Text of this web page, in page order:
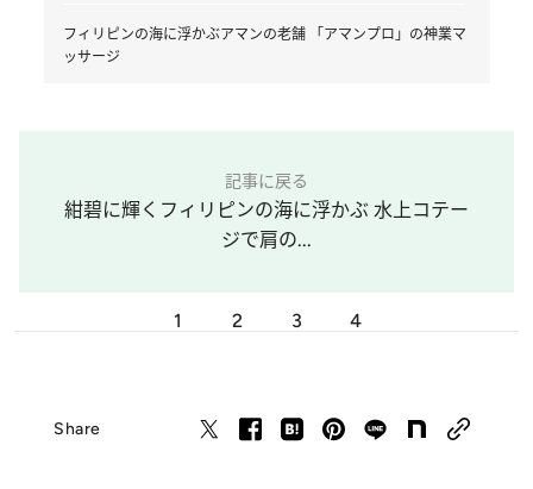
フィリピンの海に浮かぶアマンの老舗 「アマンプロ」の神業マ
ッサージ
記事に戻る
紺碧に輝くフィリピンの海に浮かぶ 水上コテー
ジで肩の...
1 2 3 4
Share